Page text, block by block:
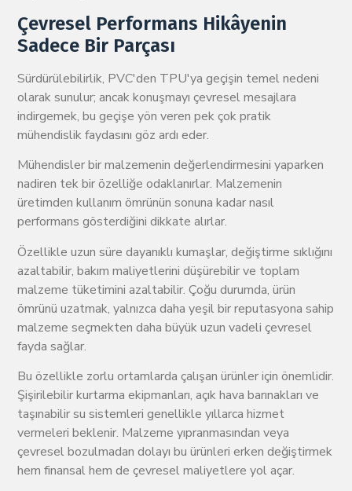
Çevresel Performans Hikâyenin
Sadece Bir Parçası
Sürdürülebilirlik, PVC'den TPU'ya geçişin temel nedeni
olarak sunulur; ancak konuşmayı çevresel mesajlara
indirgemek, bu geçişe yön veren pek çok pratik
mühendislik faydasını göz ardı eder.
Mühendisler bir malzemenin değerlendirmesini yaparken
nadiren tek bir özelliğe odaklanırlar. Malzemenin
üretimden kullanım ömrünün sonuna kadar nasıl
performans gösterdiğini dikkate alırlar.
Özellikle uzun süre dayanıklı kumaşlar, değiştirme sıklığını
azaltabilir, bakım maliyetlerini düşürebilir ve toplam
malzeme tüketimini azaltabilir. Çoğu durumda, ürün
ömrünü uzatmak, yalnızca daha yeşil bir reputasyona sahip
malzeme seçmekten daha büyük uzun vadeli çevresel
fayda sağlar.
Bu özellikle zorlu ortamlarda çalışan ürünler için önemlidir.
Şişirilebilir kurtarma ekipmanları, açık hava barınakları ve
taşınabilir su sistemleri genellikle yıllarca hizmet
vermeleri beklenir. Malzeme yıpranmasından veya
çevresel bozulmadan dolayı bu ürünleri erken değiştirmek
hem finansal hem de çevresel maliyetlere yol açar.